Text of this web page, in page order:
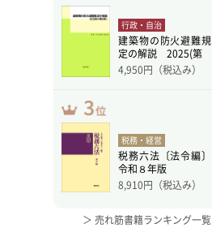
行政・自治
建築物の防火避難規
定の解説 2025(第
4,950円（税込み）
税務・経営
税務六法〔法令編〕
令和８年版
8,910円（税込み）
＞ 売れ筋書籍ランキング一覧